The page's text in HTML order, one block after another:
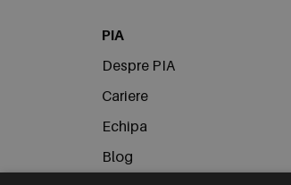
PIA
Despre PIA
Cariere
Echipa
Blog